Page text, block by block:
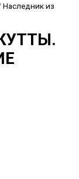
Наследник из